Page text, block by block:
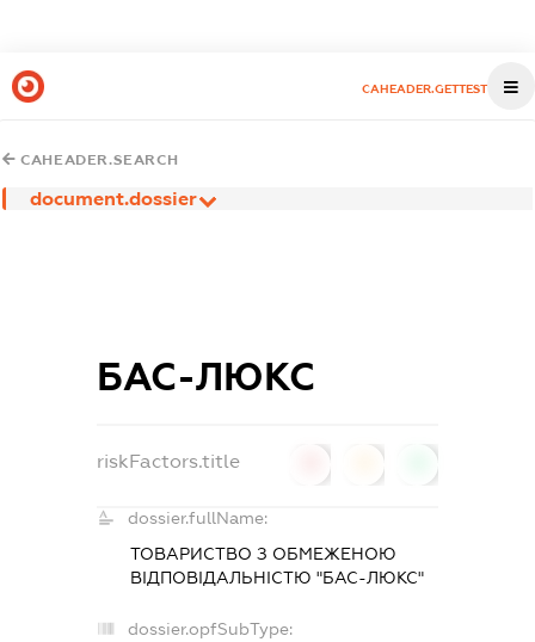
CAHEADER.GETTEST
CAHEADER.SEARCH
document.dossier
БАС-ЛЮКС
riskFactors.title
dossier.fullName:
ТОВАРИСТВО З ОБМЕЖЕНОЮ
ВІДПОВІДАЛЬНІСТЮ "БАС-ЛЮКС"
dossier.opfSubType: